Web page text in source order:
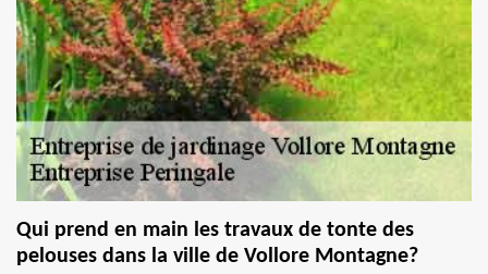
Qui prend en main les travaux de tonte des
pelouses dans la ville de Vollore Montagne?